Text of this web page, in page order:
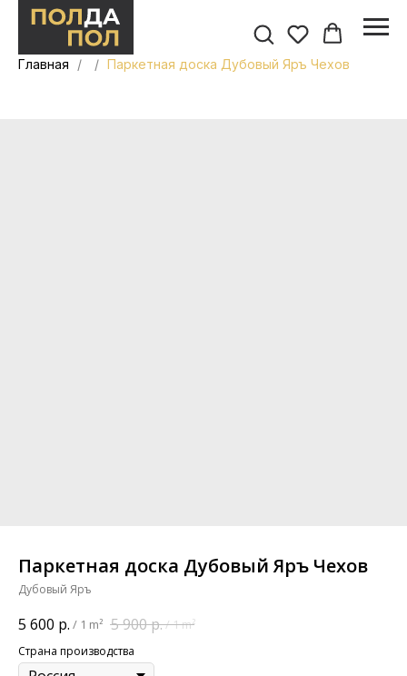
Главная Паркетная доска Дубовый Яръ Чехов
Паркетная доска Дубовый Яръ Чехов
Дубовый Яръ
5 600 р. / 1 m² 5 900р./1 m²
Страна производства